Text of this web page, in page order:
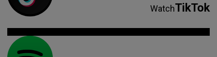
WatchTikTok